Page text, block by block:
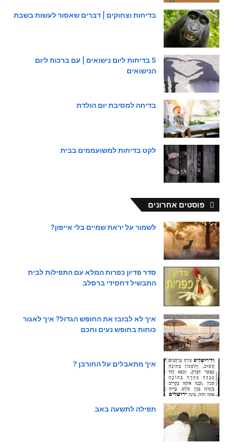
בדיחות וצחוקים | דברים שאסור לעשות בשבת
5 בדיחות ליום נישואים | עם ברכות ליום
הנישואים
בדיחה למסיבת יום הולדת
לקט בדיחות למשועממים בבית
פוסטים אחרונים
לשמור על יראת שמיים בלי אייפון?
סדר פדיון כפרות המלא עם התפילות לבית
התבשיל דחסידי ברסלב
איך לא לבזבז את החופש הגדול? איך לאגור
כוחות בחופש נעים וחכם
איך מתאבלים על החורבן ?
תפילה לתשעה באב